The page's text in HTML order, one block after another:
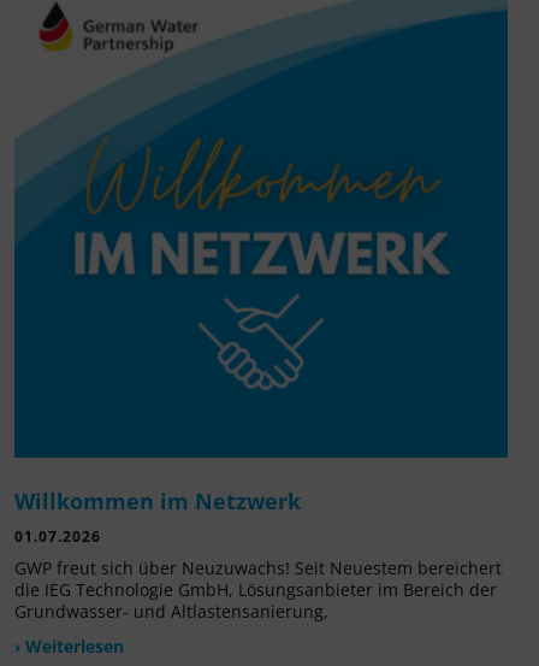
Willkommen im Netzwerk
01.07.2026
GWP freut sich über Neuzuwachs! Seit Neuestem bereichert
die IEG Technologie GmbH, Lösungsanbieter im Bereich der
Grundwasser- und Altlastensanierung,
› Weiterlesen